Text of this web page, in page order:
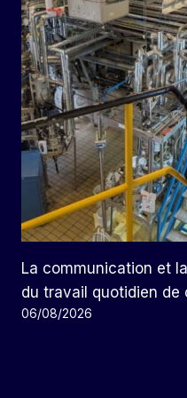
La communication et
du travail quotidien de
06/08/2026